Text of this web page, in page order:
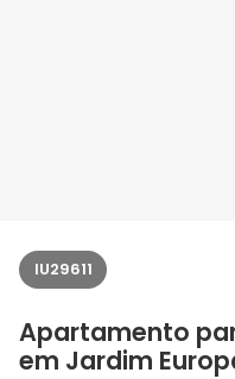
IU29611
Apartamento
em Jardim